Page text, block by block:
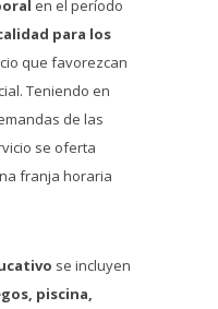
en el período
para los
que favorezcan
Teniendo en
de las
se oferta
franja horaria
se incluyen
piscina,